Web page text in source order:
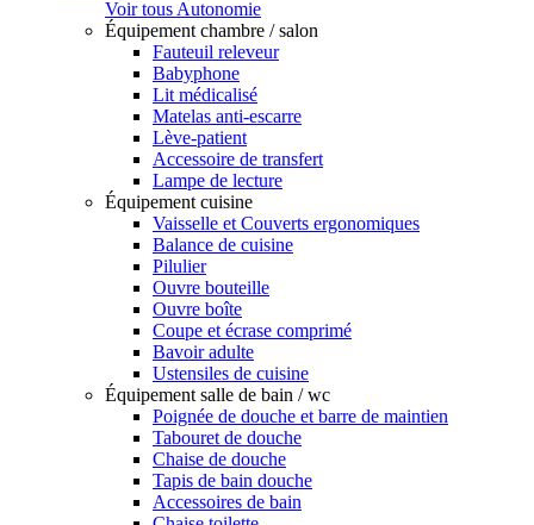
Voir tous Autonomie
Équipement chambre / salon
Fauteuil releveur
Babyphone
Lit médicalisé
Matelas anti-escarre
Lève-patient
Accessoire de transfert
Lampe de lecture
Équipement cuisine
Vaisselle et Couverts ergonomiques
Balance de cuisine
Pilulier
Ouvre bouteille
Ouvre boîte
Coupe et écrase comprimé
Bavoir adulte
Ustensiles de cuisine
Équipement salle de bain / wc
Poignée de douche et barre de maintien
Tabouret de douche
Chaise de douche
Tapis de bain douche
Accessoires de bain